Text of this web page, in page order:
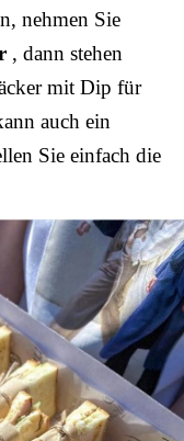
nehmen Sie
, dann stehen
mit Dip für
auch ein
Sie einfach die